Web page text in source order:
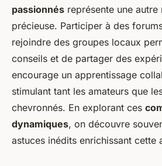
passionnés représente une autre
précieuse. Participer à des
rejoindre des groupes locaux
conseils et de partager des
encourage un apprentissage
stimulant tant les amateurs que
chevronnés. En explorant ces
dynamiques, on découvre
astuces inédits enrichissant cette